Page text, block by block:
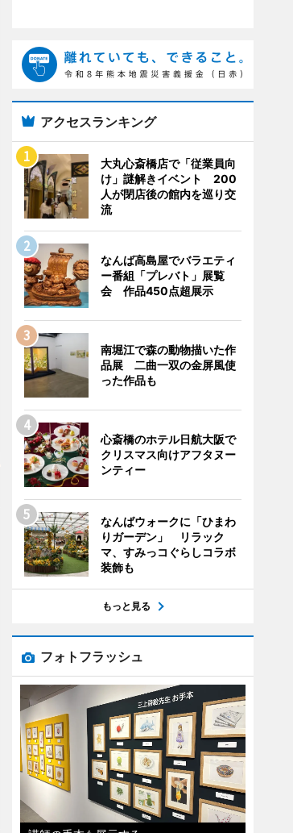
アクセスランキング
大丸心斎橋店で「従業員向
け」謎解きイベント 200
人が閉店後の館内を巡り交
流
なんば高島屋でバラエティ
ー番組「プレバト」展覧
会 作品450点超展示
南堀江で森の動物描いた作
品展 二曲一双の金屏風使
った作品も
心斎橋のホテル日航大阪で
クリスマス向けアフタヌー
ンティー
なんばウォークに「ひまわ
りガーデン」 リラック
マ、すみっコぐらしコラボ
装飾も
もっと見る
フォトフラッシュ